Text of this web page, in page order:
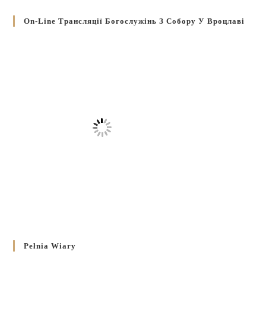
On-Line Трансляції Богослужінь З Собору У Вроцлаві
Pełnia Wiary